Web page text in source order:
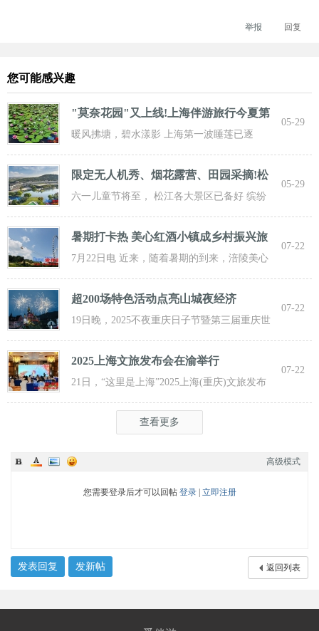
回复
举报
您可能感兴趣
"莫奈花园"又上线!上海伴游旅行今夏第
一波
暖风拂塘，碧水漾影 上海第一波睡莲已逐
步“复苏” 粉白嫣红的花朵浮于水面 趁花期正
05-29
限定无人机秀、烟花露营、田园采摘!松
江遛
六一儿童节将至， 松江各大景区已备好 缤纷
活动与超值福利， 从主题乐土到田园乡野，
05-29
暑期打卡热 美心红酒小镇成乡村振兴旅
游新
7月22日电 近来，随着暑期的到来，涪陵美心
红酒小镇迎来了大批游客前来打卡，
07-22
超200场特色活动点亮山城夜经济
19日晚，2025不夜重庆日子节暨第三届重庆世
界啤酒文化节发动活动在重庆市九龙坡
07-22
2025上海文旅发布会在渝举行
21日，“这里是上海”2025上海(重庆)文旅发布
会在渝举行，全方位展示上海文旅
07-22
查看更多
高级模式
您需要登录后才可以回帖 登录| 立即注册
发表回复 发新帖 返回列表